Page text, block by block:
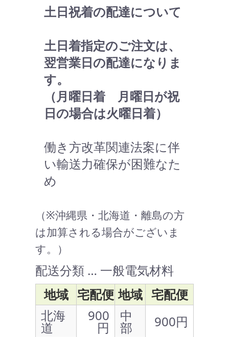
土日祝着の配達について
土日着指定のご注文は、
翌営業日の配達になりま
す。
（月曜日着 月曜日が祝
日の場合は火曜日着）
働き方改革関連法案に伴
い輸送力確保が困難なた
め
（※沖縄県・北海道・離島の方
は加算される場合がございま
す。）
配送分類 … 一般電気材料
地域 宅配便 地域 宅配便
北海
道
900
円
中
部
900円